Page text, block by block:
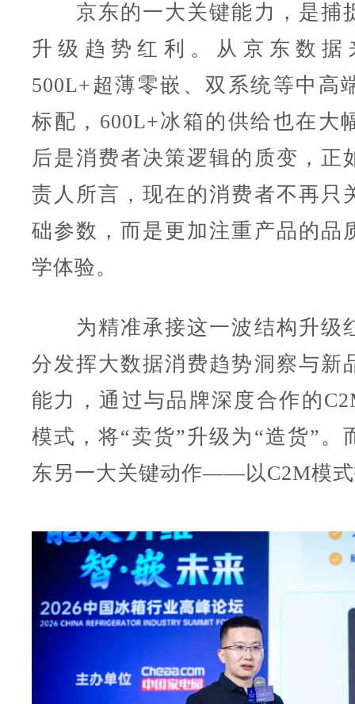
京东的一大关键能力，是捕
升级趋势红利。从京东数据
500L+超薄零嵌、双系统等中高
标配，600L+冰箱的供给也在大
后是消费者决策逻辑的质变，正
责人所言，现在的消费者不再只
础参数，而是更加注重产品的品
学体验。
为精准承接这一波结构升级
分发挥大数据消费趋势洞察与新
能力，通过与品牌深度合作的
模式，将“卖货”升级为“造货”。
东另一大关键动作——以C2M模